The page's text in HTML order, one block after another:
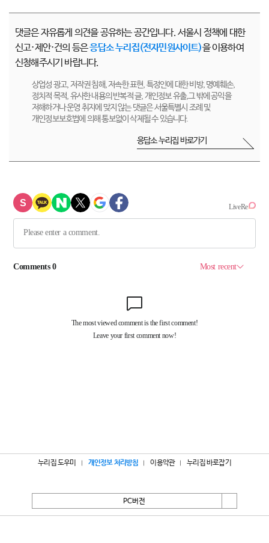
댓글은 자유롭게 의견을 공유하는 공간입니다. 서울시 정책에 대한
신고·제안·건의 등은응답소 누리집(전자민원사이트)을 이용하여
신청해주시기 바랍니다.
상업성 광고, 저작권 침해, 저속한 표현, 특정인에 대한 비방, 명예훼손,
정치적 목적, 유사한 내용의 반복적 글, 개인정보 유출,그 밖에 공익을
저해하거나 운영 취지에 맞지 않는 댓글은 서울특별시 조례 및
개인정보보호법에 의해 통보없이 삭제될 수 있습니다.
응답소 누리집 바로가기
누리집 도우미 개인정보 처리방침 이용약관 누리집 바로잡기
PC버전